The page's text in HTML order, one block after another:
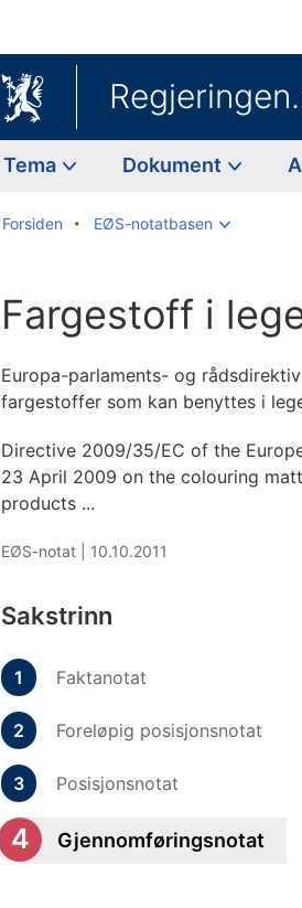
Tema Dokument
Forsiden EØS-notatbasen
Fargestoff i
Europa-parlaments- og
fargestoffer som kan benyttes i
Directive 2009/35/EC of the
23 April 2009 on the colouring
products ...
EØS-notat | 10.10.2011
Sakstrinn
Faktanotat
Foreløpig posisjonsnotat
Posisjonsnotat
Gjennomføringsnotat